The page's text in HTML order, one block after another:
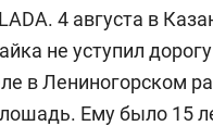
4 августа в
не уступил
в Лениногорском
Ему было 15